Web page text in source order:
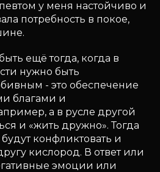
у меня настойчиво и
потребность в покое,
ещё тогда, когда в
нужно быть
- это обеспечение
благами и
а в русле другой
и «жить дружно». Тогда
конфликтовать и
кислород. В ответ или
эмоции или